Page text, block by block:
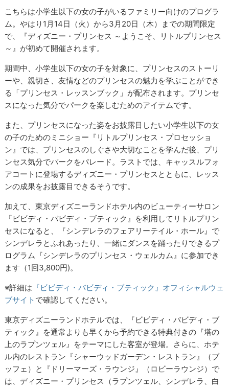
こちらは小学生以下の女の子がいるファミリー向けのプログラ
ム。やはり1月14日（火）から3月20日（木）までの期間限定
で、『ディズニー・プリンセス ～ようこそ、リトルプリンセス
～』が初めて開催されます。
期間中、小学生以下の女の子を対象に、プリンセスのストーリ
ーや、親切さ、友情などのプリンセスの魅力を学ぶことができ
る「プリンセス・レッスンブック」が配布されます。プリンセ
スになった気分でパークを楽しむためのアイテムです。
また、プリンセスになった姿をお披露目したい小学生以下の女
の子のためのミニショー『リトルプリンセス・プロセッショ
ン』では、プリンセスのしぐさや大切なことを学んだ後、プリ
ンセス気分でパークをパレード。ラストでは、キャッスルフォ
アコートに登場するディズニー・プリンセスとともに、レッス
ンの成果をお披露目できるそうです。
加えて、東京ディズニーランドホテル内のビューティーサロン
『ビビディ・バビディ・ブティック』を利用してリトルプリン
セスになると、『シンデレラのフェアリーテイル・ホール』で
シンデレラとふれあったり、一緒にダンスを踊ったりできるプ
ログラム『シンデレラのプリンセス・ウェルカム』に参加でき
ます（1回3,800円)。
※詳細は 『ビビディ・バビディ・ブティック』オフィシャルウェ
ブサイト で確認してください。
東京ディズニーランドホテルでは、『ビビディ・バビディ・ブ
ティック』を通常よりも早くから予約できる特典付きの『塔の
上のラプンツェル』をテーマにした客室が登場。さらに、ホテ
ル内のレストラン『シャーウッドガーデン・レストラン』（ブ
ッフェ）と『ドリーマーズ・ラウンジ』（ロビーラウンジ）で
は、ディズニー・プリンセス（ラプンツェル、シンデレラ、白